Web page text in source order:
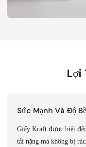
Lợi
Sức Mạnh Và Độ
Giấy Kraft được biết
tải nặng mà không bị